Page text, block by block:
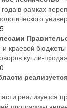
в рамках
краевой бюджеты
купли-
реализуется
программы